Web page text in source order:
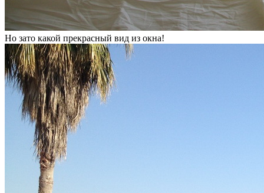
Но зато какой прекрасный вид из окна!